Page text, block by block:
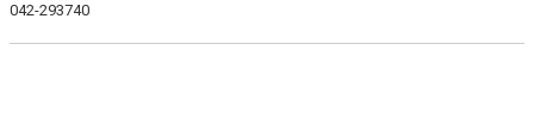
042-293740